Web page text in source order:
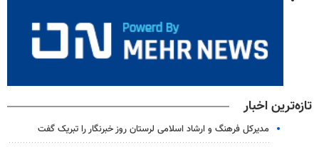
تازه‌ترین اخبار
مدیرکل فرهنگ و ارشاد اسلامی لرستان روز خبرنگار را تبریک گفت